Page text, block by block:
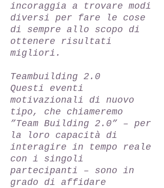
incoraggia a trovare modi
diversi per fare le cose
di sempre allo scopo di
ottenere risultati
migliori.
Teambuilding 2.0
Questi eventi
motivazionali di nuovo
tipo, che chiameremo
”Team Building 2.0” – per
la loro capacità di
interagire in tempo reale
con i singoli
partecipanti – sono in
grado di affidare